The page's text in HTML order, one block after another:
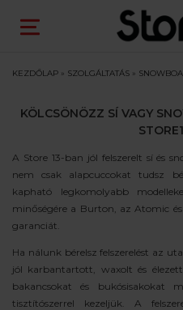
KEZDŐLAP » SZOLGÁLTATÁS »
KÖLCSÖNÖZZ SÍ VAGY
A Store 13-ban jól felszerelt sí és
nem csak alapcuccokat tudsz
kapható legkomolyabb
minőségére a Burton, az Atomic
garanciát.
Ha nálunk bérelsz felszerelést az
jól karbantartott, waxolt és
bakancsokat és bukósisakokat
tisztítószerrel kezeljük. A